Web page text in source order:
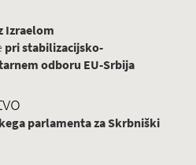
Izraelom
pri stabilizacijsko-
odboru EU-Srbija
parlamenta za Skrbniški